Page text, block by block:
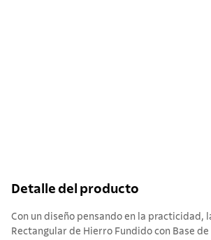
Detalle del producto
Con un diseño pensando en la practicidad,
Rectangular de Hierro Fundido con Base